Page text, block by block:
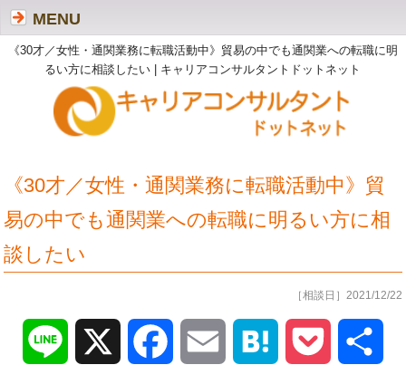
《30才／女性・通関業務に転職活動中》貿易の中でも通関業への転職に明
るい方に相談したい | キャリアコンサルタントドットネット
MENU
《30才／女性・通関業務に転職活動中》貿
易の中でも通関業への転職に明るい方に相
談したい
［相談日］2021/12/22
Line Facebook Email Hatena Pocket